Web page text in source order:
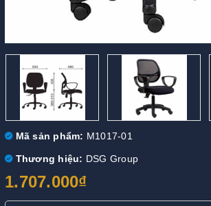
Mã sản phẩm: M1017-01
Thương hiệu: DSG Group
1.707.000₫